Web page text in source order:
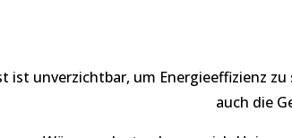
ist unverzichtbar, um Energieeffizienz
auch die